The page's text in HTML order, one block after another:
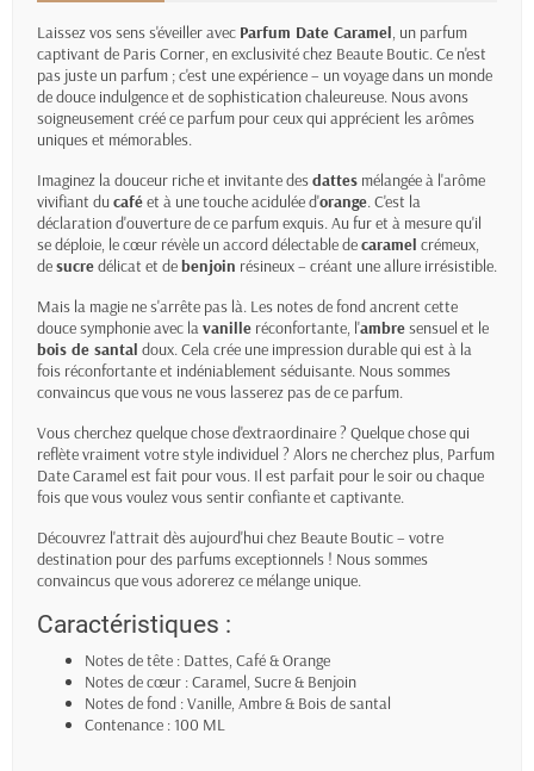
Laissez vos sens s'éveiller avec Parfum Date Caramel, un parfum
captivant de Paris Corner, en exclusivité chez Beaute Boutic. Ce n'est
pas juste un parfum ; c'est une expérience – un voyage dans un monde
de douce indulgence et de sophistication chaleureuse. Nous avons
soigneusement créé ce parfum pour ceux qui apprécient les arômes
uniques et mémorables.
Imaginez la douceur riche et invitante desdattes mélangée à l'arôme
vivifiant ducaféet à une touche acidulée d'orange. C'est la
déclaration d'ouverture de ce parfum exquis. Au fur et à mesure qu'il
se déploie, le cœur révèle un accord délectable decaramel crémeux,
desucredélicat et debenjoin résineux – créant une allure irrésistible.
Mais la magie ne s'arrête pas là. Les notes de fond ancrent cette
douce symphonie avec lavanille réconfortante, l'ambresensuel et le
bois de santal doux. Cela crée une impression durable qui est à la
fois réconfortante et indéniablement séduisante. Nous sommes
convaincus que vous ne vous lasserez pas de ce parfum.
Vous cherchez quelque chose d'extraordinaire ? Quelque chose qui
reflète vraiment votre style individuel ? Alors ne cherchez plus, Parfum
Date Caramel est fait pour vous. Il est parfait pour le soir ou chaque
fois que vous voulez vous sentir confiante et captivante.
Découvrez l'attrait dès aujourd'hui chez Beaute Boutic – votre
destination pour des parfums exceptionnels ! Nous sommes
convaincus que vous adorerez ce mélange unique.
Caractéristiques :
Notes de tête : Dattes, Café & Orange
Notes de cœur : Caramel, Sucre & Benjoin
Notes de fond : Vanille, Ambre & Bois de santal
Contenance : 100 ML